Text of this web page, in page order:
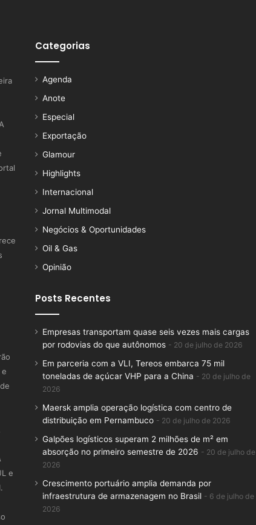
e
Categorias
Agenda
Anote
Especial
Exportação
Glamour
Highlights
Internacional
Jornal Multimodal
Negócios & Oportunidades
Oil & Gas
Opinião
Posts Recentes
Empresas transportam quase seis vezes mais cargas
por rodovias do que autônomos
20 de julho de 2026
Em parceria com a VLI, Tereos embarca 75 mil
toneladas de açúcar VHP para a China
20 de julho de
2026
Maersk amplia operação logística com centro de
distribuição em Pernambuco
20 de julho de 2026
Galpões logísticos superam 2 milhões de m² em
absorção no primeiro semestre de 2026
20 de julho de
2026
Crescimento portuário amplia demanda por
infraestrutura de armazenagem no Brasil
6 de julho de
2026